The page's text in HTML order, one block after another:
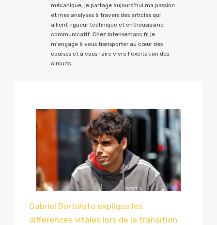
mécanique, je partage aujourd'hui ma passion
et mes analyses à travers des articles qui
allient rigueur technique et enthousiasme
communicatif. Chez Intensemans.fr, je
m'engage à vous transporter au cœur des
courses et à vous faire vivre l'excitation des
circuits.
Gabriel Bortoleto explique les
différences vitales lors de la transition